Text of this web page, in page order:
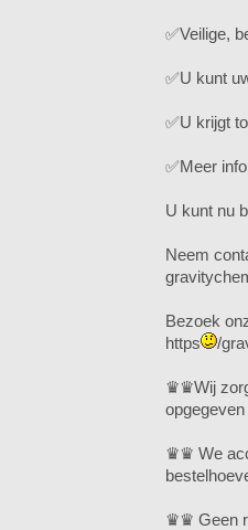
✅Veilige,
✅U kunt
✅U krijgt
✅Meer
U kunt nu
Neem
Bezoek
https
/
♛♛Wij
♛♛ We
♛♛ Geen